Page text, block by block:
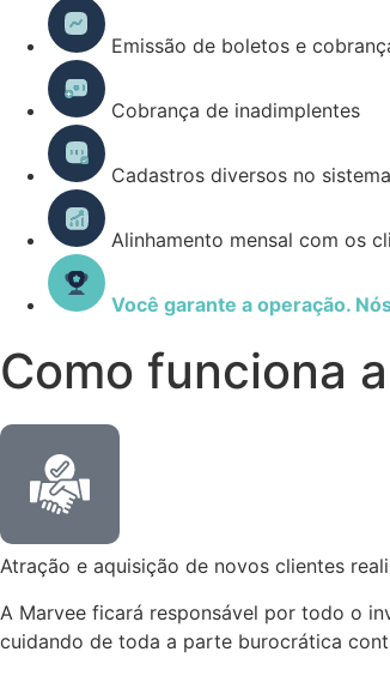
Emissão de boletos e
Cobrança de inadimplentes
Cadastros diversos no sistema
Alinhamento mensal com os
Você garante a operação.
Como funciona a
Atração e aquisição de novos clientes
A Marvee ficará responsável por todo o
cuidando de toda a parte burocrática